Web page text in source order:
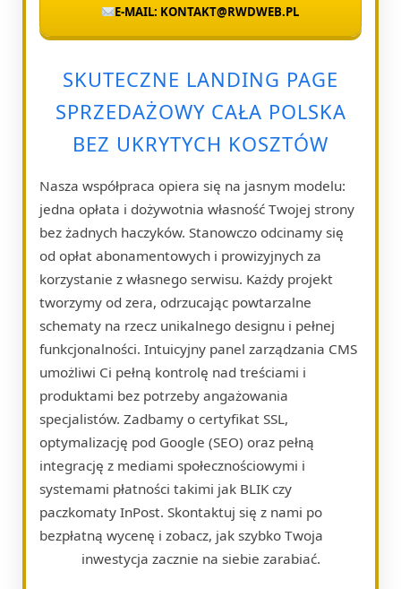
E-MAIL: KONTAKT@RWDWEB.PL
SKUTECZNE LANDING PAGE
SPRZEDAŻOWY CAŁA POLSKA
BEZ UKRYTYCH KOSZTÓW
Nasza współpraca opiera się na jasnym modelu:
jedna opłata i dożywotnia własność Twojej strony
bez żadnych haczyków. Stanowczo odcinamy się
od opłat abonamentowych i prowizyjnych za
korzystanie z własnego serwisu. Każdy projekt
tworzymy od zera, odrzucając powtarzalne
schematy na rzecz unikalnego designu i pełnej
funkcjonalności. Intuicyjny panel zarządzania CMS
umożliwi Ci pełną kontrolę nad treściami i
produktami bez potrzeby angażowania
specjalistów. Zadbamy o certyfikat SSL,
optymalizację pod Google (SEO) oraz pełną
integrację z mediami społecznościowymi i
systemami płatności takimi jak BLIK czy
paczkomaty InPost. Skontaktuj się z nami po
bezpłatną wycenę i zobacz, jak szybko Twoja
inwestycja zacznie na siebie zarabiać.